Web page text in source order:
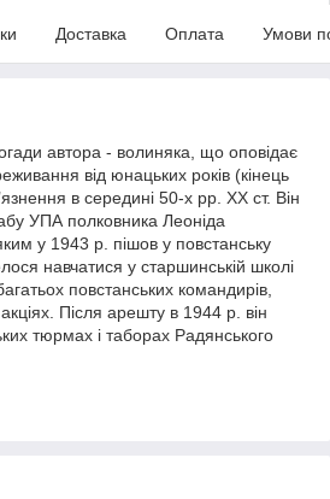
Доставка Оплата Умови
автора - волиняка, що оповідає
від юнацьких років (кінець
в середині 50-х pp. XX ст. Він
УПА полковника Леоніда
у 1943 p. пішов у повстанську
навчатися у старшинській школі
повстанських командирів,
Після арешту в 1944 p. він
тюрмах і таборах Радянського